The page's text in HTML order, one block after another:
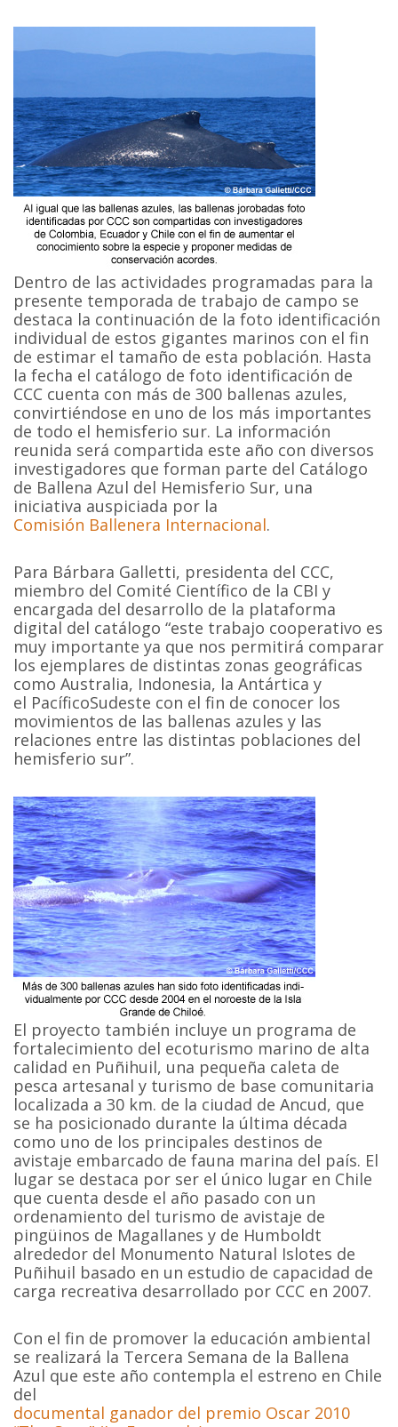
Dentro de las actividades programadas para la
presente temporada de trabajo de campo se
destaca la continuación de la foto identificación
individual de estos gigantes marinos con el fin
de estimar el tamaño de esta población. Hasta
la fecha el catálogo de foto identificación de
CCC cuenta con más de 300 ballenas azules,
convirtiéndose en uno de los más importantes
de todo el hemisferio sur. La información
reunida será compartida este año con diversos
investigadores que forman parte del Catálogo
de Ballena Azul del Hemisferio Sur, una
iniciativa auspiciada por la
Comisión Ballenera Internacional.
Para Bárbara Galletti, presidenta del CCC,
miembro del Comité Científico de la CBI y
encargada del desarrollo de la plataforma
digital del catálogo “este trabajo cooperativo es
muy importante ya que nos permitirá comparar
los ejemplares de distintas zonas geográficas
como Australia, Indonesia, la Antártica y
el PacíficoSudeste con el fin de conocer los
movimientos de las ballenas azules y las
relaciones entre las distintas poblaciones del
hemisferio sur”.
El proyecto también incluye un programa de
fortalecimiento del ecoturismo marino de alta
calidad en Puñihuil, una pequeña caleta de
pesca artesanal y turismo de base comunitaria
localizada a 30 km. de la ciudad de Ancud, que
se ha posicionado durante la última década
como uno de los principales destinos de
avistaje embarcado de fauna marina del país. El
lugar se destaca por ser el único lugar en Chile
que cuenta desde el año pasado con un
ordenamiento del turismo de avistaje de
pingüinos de Magallanes y de Humboldt
alrededor del Monumento Natural Islotes de
Puñihuil basado en un estudio de capacidad de
carga recreativa desarrollado por CCC en 2007.
Con el fin de promover la educación ambiental
se realizará la Tercera Semana de la Ballena
Azul que este año contempla el estreno en Chile
del
documental ganador del premio Oscar 2010